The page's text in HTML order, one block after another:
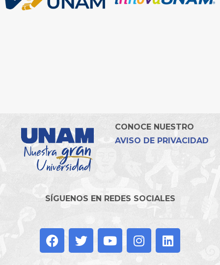
CONOCE NUESTRO
AVISO DE PRIVACIDAD
SÍGUENOS EN REDES SOCIALES